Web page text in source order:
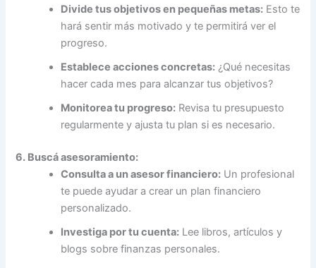
Divide tus objetivos en pequeñas metas: Esto te
hará sentir más motivado y te permitirá ver el
progreso.
Establece acciones concretas: ¿Qué necesitas
hacer cada mes para alcanzar tus objetivos?
Monitorea tu progreso: Revisa tu presupuesto
regularmente y ajusta tu plan si es necesario.
6. Buscá asesoramiento:
Consulta a un asesor financiero: Un profesional
te puede ayudar a crear un plan financiero
personalizado.
Investiga por tu cuenta: Lee libros, artículos y
blogs sobre finanzas personales.